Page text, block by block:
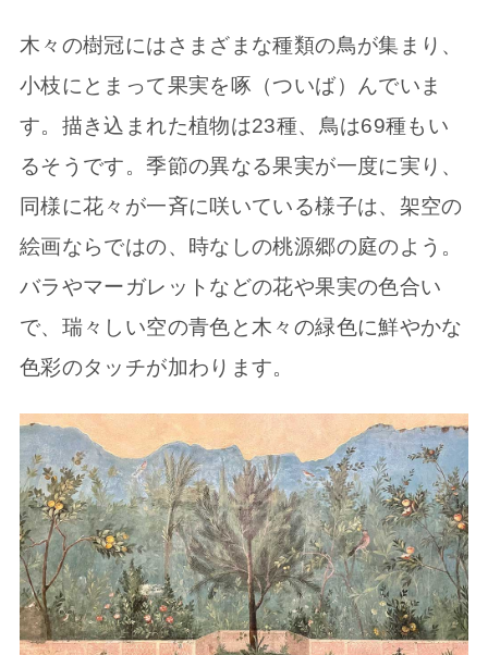
木々の樹冠にはさまざまな種類の鳥が集まり、
小枝にとまって果実を啄（ついば）んでいま
す。描き込まれた植物は23種、鳥は69種もい
るそうです。季節の異なる果実が一度に実り、
同様に花々が一斉に咲いている様子は、架空の
絵画ならではの、時なしの桃源郷の庭のよう。
バラやマーガレットなどの花や果実の色合い
で、瑞々しい空の青色と木々の緑色に鮮やかな
色彩のタッチが加わります。